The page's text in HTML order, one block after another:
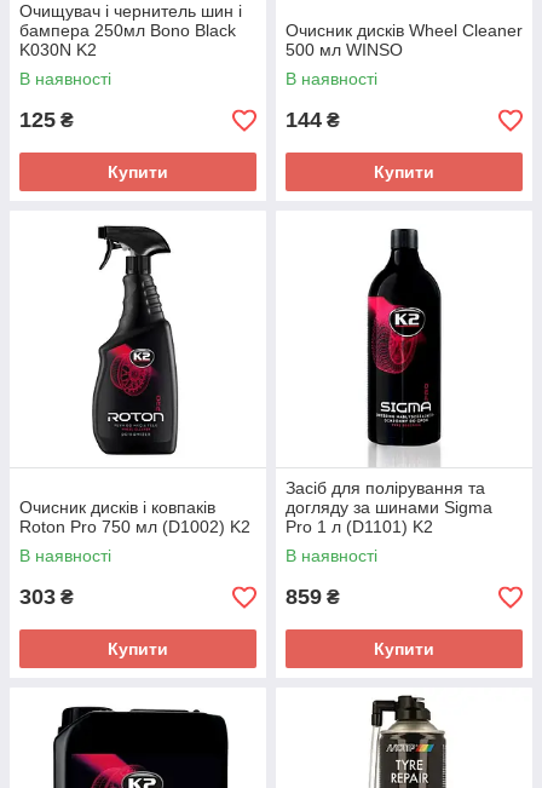
Очищувач і чернитель шин і
бампера 250мл Bono Black
K030N K2
В наявності
125 ₴
Купити
Очисник дисків Wheel Cleaner
500 мл WINSO
В наявності
144 ₴
Купити
Очисник дисків і ковпаків
Roton Pro 750 мл (D1002) K2
В наявності
303 ₴
Купити
Засіб для полірування та
догляду за шинами Sigma
Pro 1 л (D1101) K2
В наявності
859 ₴
Купити